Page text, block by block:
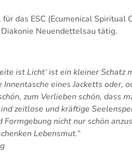
das ESC (Ecumenical Spiritual
Neuendettelsau tätig.
ist Licht‘ ist ein kleiner
eines Jacketts oder,
zum Verlieben schön, dass
zeitlose und kräftige
nicht nur schön
Lebensmut.“